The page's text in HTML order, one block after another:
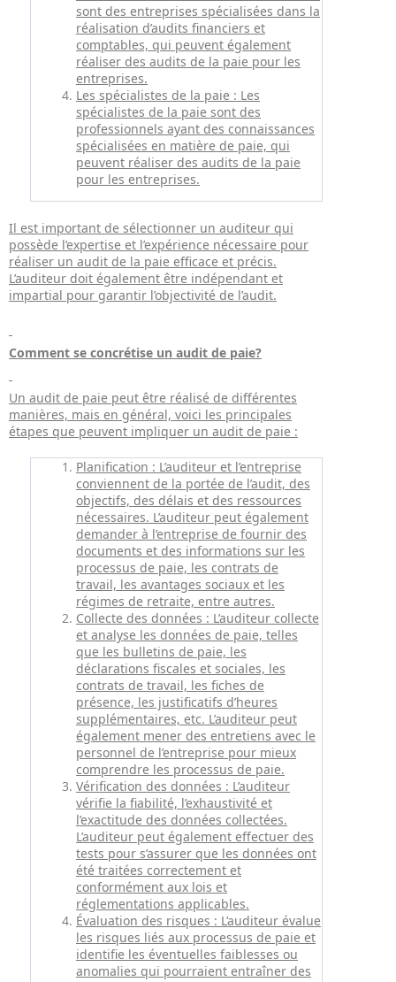
sont des entreprises spécialisées dans la
réalisation d’audits financiers et
comptables, qui peuvent également
réaliser des audits de la paie pour les
entreprises.
Les spécialistes de la paie : Les
spécialistes de la paie sont des
professionnels ayant des connaissances
spécialisées en matière de paie, qui
peuvent réaliser des audits de la paie
pour les entreprises.
Il est important de sélectionner un auditeur qui
possède l’expertise et l’expérience nécessaire pour
réaliser un audit de la paie efficace et précis.
L’auditeur doit également être indépendant et
impartial pour garantir l’objectivité de l’audit.
Comment se concrétise un audit de paie?
Un audit de paie peut être réalisé de différentes
manières, mais en général, voici les principales
étapes que peuvent impliquer un audit de paie :
Planification : L’auditeur et l’entreprise
conviennent de la portée de l’audit, des
objectifs, des délais et des ressources
nécessaires. L’auditeur peut également
demander à l’entreprise de fournir des
documents et des informations sur les
processus de paie, les contrats de
travail, les avantages sociaux et les
régimes de retraite, entre autres.
Collecte des données : L’auditeur collecte
et analyse les données de paie, telles
que les bulletins de paie, les
déclarations fiscales et sociales, les
contrats de travail, les fiches de
présence, les justificatifs d’heures
supplémentaires, etc. L’auditeur peut
également mener des entretiens avec le
personnel de l’entreprise pour mieux
comprendre les processus de paie.
Vérification des données : L’auditeur
vérifie la fiabilité, l’exhaustivité et
l’exactitude des données collectées.
L’auditeur peut également effectuer des
tests pour s’assurer que les données ont
été traitées correctement et
conformément aux lois et
réglementations applicables.
Évaluation des risques : L’auditeur évalue
les risques liés aux processus de paie et
identifie les éventuelles faiblesses ou
anomalies qui pourraient entraîner des